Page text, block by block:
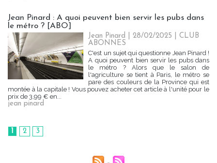
Jean Pinard : A quoi peuvent bien servir les pubs dans
le métro ? [ABO]
Jean Pinard | 28/02/2025 |CLUB
ABONNES
C'est un sujet qui questionne Jean Pinard !
A quoi peuvent bien servir les pubs dans
le métro ? Alors que le salon de
l'agriculture se tient à Paris, le métro se
pare des couleurs de la Province qui est
montée à la capitale ! Vous pouvez acheter cet article à l'unité pour le
prix de 3,99 € en...
jean pinard
1 2 3